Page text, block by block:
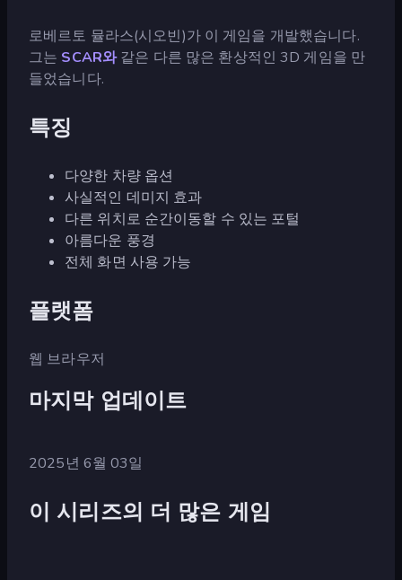
로베르토 뮬라스(시오빈)가 이 게임을 개발했습니다.
그는 SCAR와같은 다른 많은 환상적인 3D 게임을 만
들었습니다.
특징
다양한 차량 옵션
사실적인 데미지 효과
다른 위치로 순간이동할 수 있는 포털
아름다운 풍경
전체 화면 사용 가능
플랫폼
웹 브라우저
마지막 업데이트
2025년 6월 03일
이 시리즈의 더 많은 게임